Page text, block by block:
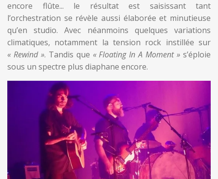
encore flûte... le résultat est saisissant tant
l’orchestration se révèle aussi élaborée et minutieuse
qu’en studio. Avec néanmoins quelques variations
climatiques, notamment la tension rock instillée sur
« Rewind ». Tandis que « Floating In A Moment » s’éploie
sous un spectre plus diaphane encore.